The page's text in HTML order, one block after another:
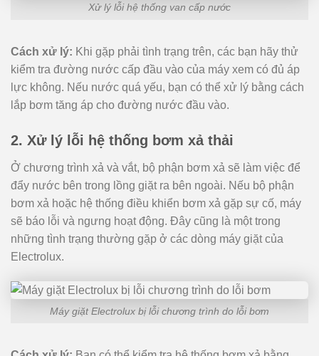
Xử lý lỗi hệ thống van cấp nước
Cách xử lý: Khi gặp phải tình trạng trên, các bạn hãy thử
kiểm tra đường nước cấp đầu vào của máy xem có đủ áp
lực không. Nếu nước quá yếu, bạn có thể xử lý bằng cách
lắp bơm tăng áp cho đường nước đầu vào.
2. Xử lý lỗi hệ thống bơm xả thải
Ở chương trình xả và vắt, bộ phận bơm xả sẽ làm việc để
đẩy nước bên trong lồng giặt ra bên ngoài. Nếu bộ phận
bơm xả hoặc hệ thống điều khiển bơm xả gặp sự cố, máy
sẽ báo lỗi và ngưng hoạt động. Đây cũng là một trong
những tình trạng thường gặp ở các dòng máy giặt của
Electrolux.
Máy giặt Electrolux bị lỗi chương trình do lỗi bơm